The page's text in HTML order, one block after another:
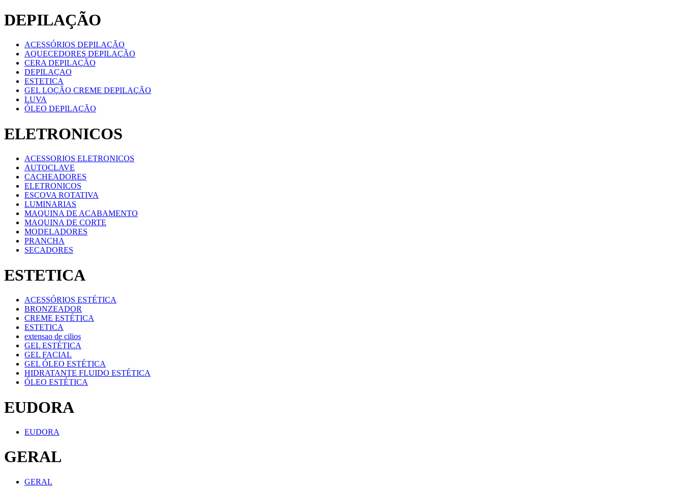
DEPILAÇÃO
ACESSÓRIOS DEPILAÇÃO
AQUECEDORES DEPILAÇÃO
CERA DEPILAÇÃO
DEPILAÇAO
ESTETICA
GEL LOÇÃO CREME DEPILAÇÃO
LUVA
ÓLEO DEPILAÇÃO
ELETRONICOS
ACESSORIOS ELETRONICOS
AUTOCLAVE
CACHEADORES
ELETRONICOS
ESCOVA ROTATIVA
LUMINARIAS
MAQUINA DE ACABAMENTO
MAQUINA DE CORTE
MODELADORES
PRANCHA
SECADORES
ESTETICA
ACESSÓRIOS ESTÉTICA
BRONZEADOR
CREME ESTÉTICA
ESTETICA
extensao de cilios
GEL ESTÉTICA
GEL FACIAL
GEL ÓLEO ESTÉTICA
HIDRATANTE FLUIDO ESTÉTICA
ÓLEO ESTÉTICA
EUDORA
EUDORA
GERAL
GERAL